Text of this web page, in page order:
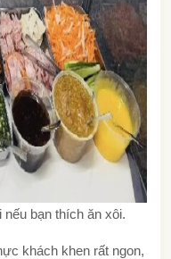
bạn thích ăn xôi.
khách khen rất ngon,